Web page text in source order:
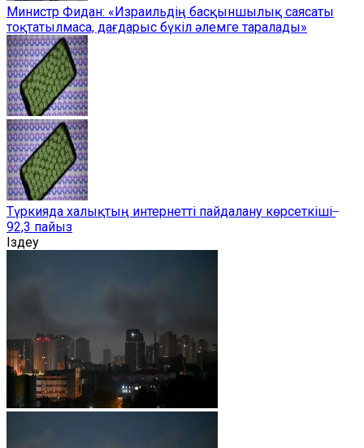
Министр Фидан: «Израильдің басқыншылық саясаты
тоқтатылмаса, дағдарыс бүкіл әлемге таралады»
Түркияда халықтың интернетті пайдалану көрсеткіші ̶
92,3 пайыз
Іздеу